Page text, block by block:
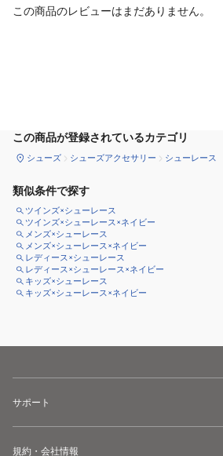
この商品のレビューはまだありません。
この商品が登録されているカテゴリ
シューズ シューズアクセサリー シューレース
類似条件で探す
ツインズ×シューレース
ツインズ×シューレース×ネイビー
メンズ×シューレース
メンズ×シューレース×ネイビー
レディース×シューレース
レディース×シューレース×ネイビー
キッズ×シューレース
キッズ×シューレース×ネイビー
サポート
規約・会社情報